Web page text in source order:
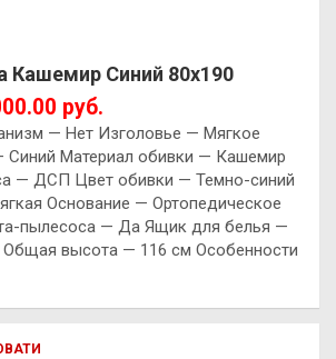
Кашемир Синий 80х190
руб.
— Нет Изголовье — Мягкое
Синий Материал обивки — Кашемир
— ДСП Цвет обивки — Темно-синий
Основание — Ортопедическое
пылесоса — Да Ящик для белья —
высота — 116 см Особенности